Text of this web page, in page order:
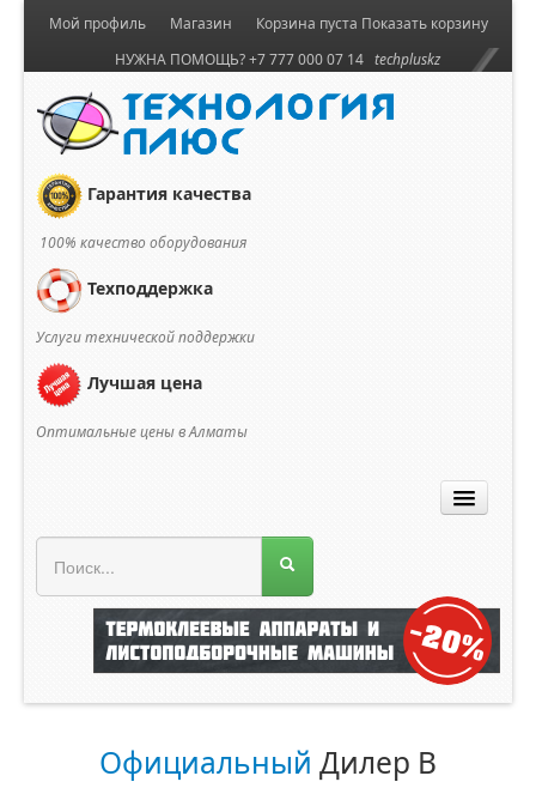
Корзина пуста Показать корзину
Мой профиль
Магазин
НУЖНА ПОМОЩЬ? +7 777 000 07 14 techpluskz
Гарантия качества
100% качество оборудования
Техподдержка
Услуги технической поддержки
Лучшая цена
Оптимальные цены в Алматы
Официальный Дилер В